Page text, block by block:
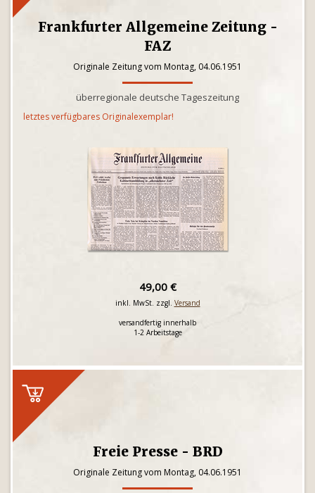
Frankfurter Allgemeine Zeitung -
FAZ
Originale Zeitung vom Montag, 04.06.1951
überregionale deutsche Tageszeitung
letztes verfügbares Originalexemplar!
49,00 €
inkl. MwSt. zzgl. Versand
versandfertig innerhalb
1-2 Arbeitstage
Freie Presse - BRD
Originale Zeitung vom Montag, 04.06.1951